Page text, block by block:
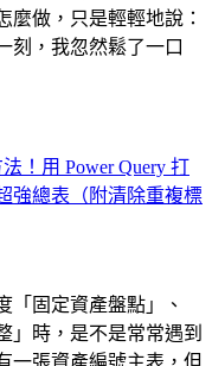
麼做，只是輕輕地說：
刻，我忽然鬆了一口
！用 Power Query 打
強總表（附清除重複標
「固定資產盤點」、
」時，是不是常常遇到
一張資產編號主表，但